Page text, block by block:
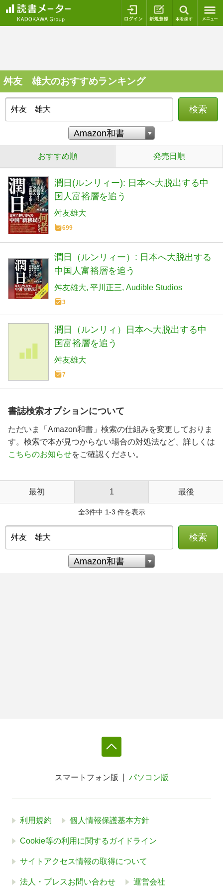
ログイン 新規登録
舛友 雄大のおすすめランキング
検索
おすすめ順 発売日順
潤日(ルンリィー): 日本へ大脱出する中
国人富裕層を追う
舛友雄大
699
潤日（ルンリィー）: 日本へ大脱出する
中国人富裕層を追う
舛友雄大 平川正三 Audible Studios
3
潤日（ルンリィ）日本へ大脱出する中
国富裕層を追う
舛友雄大
7
書誌検索オプションについて
ただいま「Amazon和書」検索の仕組みを変更しておりま
す。検索で本が見つからない場合の対処法など、詳しくは
こちらのお知らせをご確認ください。
最初 1 最後
全3件中 1-3 件を表示
検索
スマートフォン版 パソコン版
利用規約 個人情報保護基本方針
Cookie等の利用に関するガイドライン
サイトアクセス情報の取得について
法人・プレスお問い合わせ 運営会社